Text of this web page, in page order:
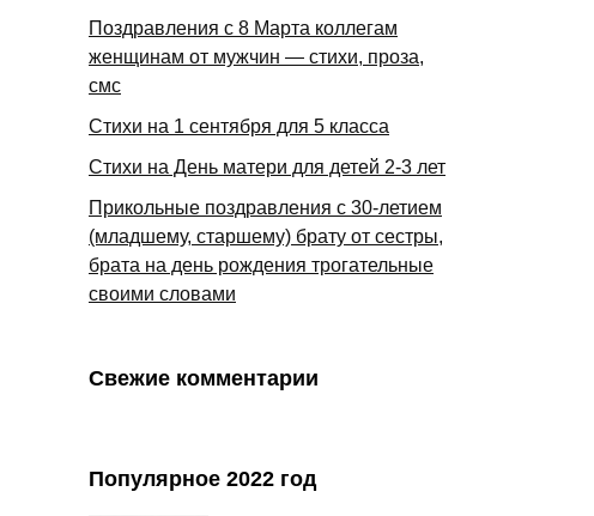
Поздравления с 8 Марта коллегам
женщинам от мужчин — стихи, проза,
смс
Стихи на 1 сентября для 5 класса
Стихи на День матери для детей 2-3 лет
Прикольные поздравления с 30-летием
(младшему, старшему) брату от сестры,
брата на день рождения трогательные
своими словами
Свежие комментарии
Популярное 2022 год